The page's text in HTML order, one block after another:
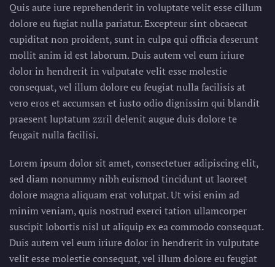
Quis aute iure reprehenderit in voluptate velit esse cillum
dolore eu fugiat nulla pariatur. Excepteur sint obcaecat
cupiditat non proident, sunt in culpa qui officia deserunt
mollit anim id est laborum. Duis autem vel eum iriure
dolor in hendrerit in vulputate velit esse molestie
consequat, vel illum dolore eu feugiat nulla facilisis at
vero eros et accumsan et iusto odio dignissim qui blandit
praesent luptatum zzril delenit augue duis dolore te
feugait nulla facilisi.
Lorem ipsum dolor sit amet, consectetuer adipiscing elit,
sed diam nonummy nibh euismod tincidunt ut laoreet
dolore magna aliquam erat volutpat. Ut wisi enim ad
minim veniam, quis nostrud exerci tation ullamcorper
suscipit lobortis nisl ut aliquip ex ea commodo consequat.
Duis autem vel eum iriure dolor in hendrerit in vulputate
velit esse molestie consequat, vel illum dolore eu feugiat